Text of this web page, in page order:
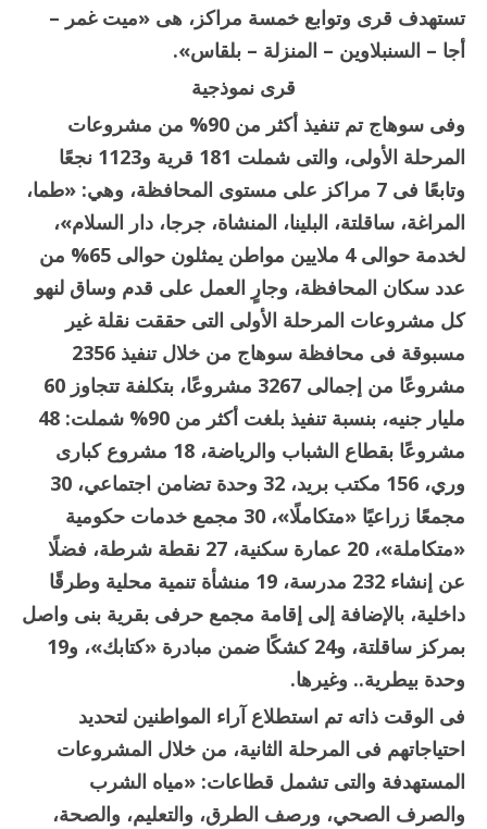
تستهدف قرى وتوابع خمسة مراكز، هى «ميت غمر –
أجا – السنبلاوين – المنزلة – بلقاس».
قرى نموذجية
وفى سوهاج تم تنفيذ أكثر من 90% من مشروعات
المرحلة الأولى، والتى شملت 181 قرية و1123 نجعًا
وتابعًا فى 7 مراكز على مستوى المحافظة، وهي: «طما،
المراغة، ساقلتة، البلينا، المنشاة، جرجا، دار السلام»،
لخدمة حوالى 4 ملايين مواطن يمثلون حوالى 65% من
عدد سكان المحافظة، وجارٍ العمل على قدم وساق لنهو
كل مشروعات المرحلة الأولى التى حققت نقلة غير
مسبوقة فى محافظة سوهاج من خلال تنفيذ 2356
مشروعًا من إجمالى 3267 مشروعًا، بتكلفة تتجاوز 60
مليار جنيه، بنسبة تنفيذ بلغت أكثر من 90% شملت: 48
مشروعًا بقطاع الشباب والرياضة، 18 مشروع كبارى
وري، 156 مكتب بريد، 32 وحدة تضامن اجتماعي، 30
مجمعًا زراعيًا «متكاملًا»، 30 مجمع خدمات حكومية
«متكاملة»، 20 عمارة سكنية، 27 نقطة شرطة، فضلًا
عن إنشاء 232 مدرسة، 19 منشأة تنمية محلية وطرقًا
داخلية، بالإضافة إلى إقامة مجمع حرفى بقرية بنى واصل
بمركز ساقلتة، و24 كشكًا ضمن مبادرة «كتابك»، و19
وحدة بيطرية.. وغيرها.
فى الوقت ذاته تم استطلاع آراء المواطنين لتحديد
احتياجاتهم فى المرحلة الثانية، من خلال المشروعات
المستهدفة والتى تشمل قطاعات: «مياه الشرب
والصرف الصحي، ورصف الطرق، والتعليم، والصحة،